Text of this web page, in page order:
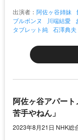
出演者： 阿佐ヶ谷姉妹
ブルボンヌ
川端結愛
タブレット純 石澤典夫
阿佐ヶ谷アパー
苦手やねん」
2023年8月21日 NHK総